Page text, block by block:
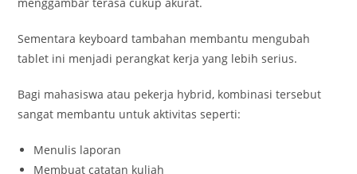
Sementara keyboard tambahan membantu mengubah
tablet ini menjadi perangkat kerja yang lebih serius.
Bagi mahasiswa atau pekerja hybrid, kombinasi tersebut
sangat membantu untuk aktivitas seperti:
Menulis laporan
Membuat catatan kuliah